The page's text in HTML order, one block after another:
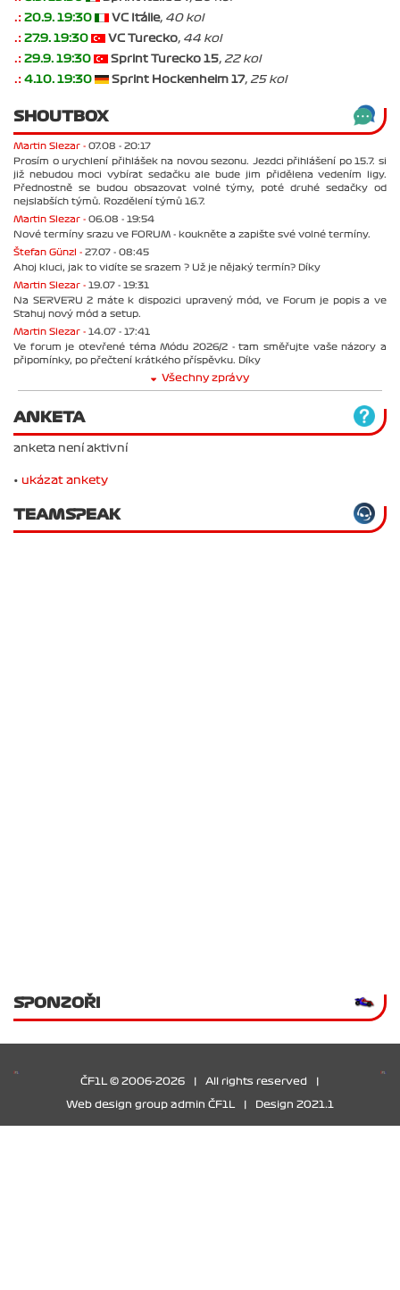
.: 20.9. 19:30 VC Itálie, 40 kol
.: 27.9. 19:30 VC Turecko, 44 kol
.: 29.9. 19:30 Sprint Turecko 15, 22 kol
.: 4.10. 19:30 Sprint Hockenheim 17, 25 kol
SHOUTBOX
Martin Slezar - 07.08 - 20:17
Prosím o urychlení přihlášek na novou sezonu. Jezdci přihlášení po 15.7. si
již nebudou moci vybírat sedačku ale bude jim přidělena vedením ligy.
Přednostně se budou obsazovat volné týmy, poté druhé sedačky od
nejslabších týmů. Rozdělení týmů 16.7.
Martin Slezar - 06.08 - 19:54
Nové termíny srazu ve FORUM - koukněte a zapište své volné termíny.
Štefan Günzl - 27.07 - 08:45
Ahoj kluci, jak to vidíte se srazem ? Už je nějaký termín? Díky
Martin Slezar - 19.07 - 19:31
Na SERVERU 2 máte k dispozici upravený mód, ve Forum je popis a ve
Stahuj nový mód a setup.
Martin Slezar - 14.07 - 17:41
Ve forum je otevřené téma Módu 2026/2 - tam směřujte vaše názory a
připomínky, po přečtení krátkého příspěvku. Díky
Všechny zprávy
ANKETA
anketa není aktivní
• ukázat ankety
TEAMSPEAK
SPONZOŘI
ČF1L © 2006-2026 All rights reserved
Web design group admin ČF1L Design 2021.1